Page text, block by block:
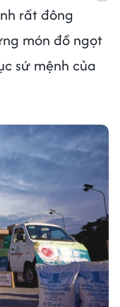
rất đông
món đồ ngọt
sứ mệnh của